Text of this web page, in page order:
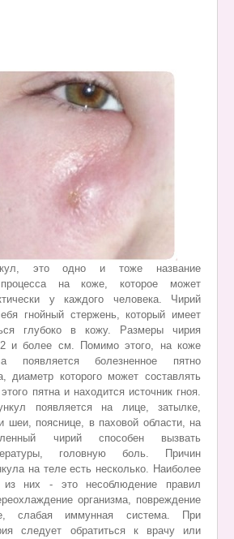
это одно и тоже название
процесса на коже, которое может
у каждого человека. Чирий
гнойный стержень, который имеет
глубоко в кожу. Размеры чирия
2 и более см. Помимо этого, на коже
появляется болезненное пятно
диаметр которого может составлять
пятна и находится источник гноя.
появляется на лице, затылке,
шеи, пояснице, в паховой области, на
чирий способен вызвать
головную боль. Причин
на теле есть несколько. Наиболее
из них - это несоблюдение правил
организма, повреждение
слабая иммунная система. При
следует обратиться к врачу или